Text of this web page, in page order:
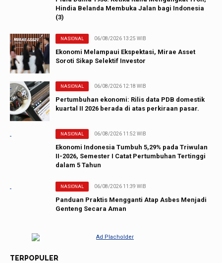
Hindia Belanda Membuka Jalan bagi Indonesia
(3)
NASIONAL 06/08/2026 13:25 WIB
Ekonomi Melampaui Ekspektasi, Mirae Asset
Soroti Sikap Selektif Investor
NASIONAL 06/08/2026 12:18 WIB
Pertumbuhan ekonomi: Rilis data PDB domestik
kuartal II 2026 berada di atas perkiraan pasar.
NASIONAL 06/08/2026 11:52 WIB
Ekonomi Indonesia Tumbuh 5,29% pada Triwulan
II-2026, Semester I Catat Pertumbuhan Tertinggi
dalam 5 Tahun
NASIONAL 06/08/2026 11:39 WIB
Panduan Praktis Mengganti Atap Asbes Menjadi
Genteng Secara Aman
TERPOPULER